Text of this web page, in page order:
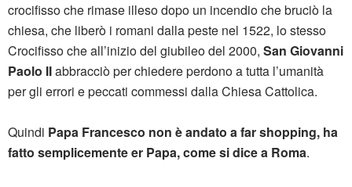
crocifisso che rimase illeso dopo un incendio che bruciò la
chiesa, che liberò i romani dalla peste nel 1522, lo stesso
Crocifisso che all’inizio del giubileo del 2000, San Giovanni
Paolo IIabbracciò per chiedere perdono a tutta l’umanità
per gli errori e peccati commessi dalla Chiesa Cattolica.
Quindi Papa Francesco non è andato a far shopping, ha
fatto semplicemente er Papa, come si dice a Roma.